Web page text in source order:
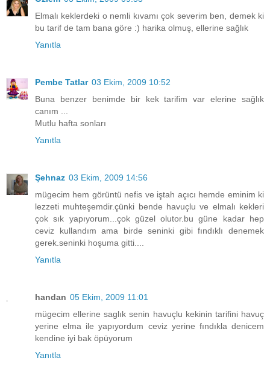
Elmalı keklerdeki o nemli kıvamı çok severim ben, demek ki
bu tarif de tam bana göre :) harika olmuş, ellerine sağlık
Yanıtla
Pembe Tatlar 03 Ekim, 2009 10:52
Buna benzer benimde bir kek tarifim var elerine sağlık
canım ...
Mutlu hafta sonları
Yanıtla
Şehnaz 03 Ekim, 2009 14:56
mügecim hem görüntü nefis ve iştah açıcı hemde eminim ki
lezzeti muhteşemdir.çünki bende havuçlu ve elmalı kekleri
çok sık yapıyorum...çok güzel olutor.bu güne kadar hep
ceviz kullandım ama birde seninki gibi fındıklı denemek
gerek.seninki hoşuma gitti....
Yanıtla
handan 05 Ekim, 2009 11:01
mügecim ellerine saglık senin havuçlu kekinin tarifini havuç
yerine elma ile yapıyordum ceviz yerine fındıkla denicem
kendine iyi bak öpüyorum
Yanıtla